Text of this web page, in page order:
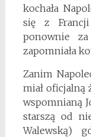
kochała
się z Francji
ponownie
zapomniała
Zanim
miał oficjalną
wspomnianą
starszą od
Walewską)